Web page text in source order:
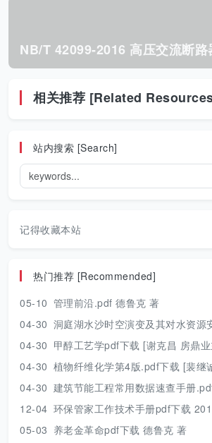
相关推荐 [Related
站内搜索 [Search]
记得收藏本站
热门推荐 [Recommended]
05-10 管理前沿.pdf 德鲁克 著
04-30 洞庭湖水沙时空演变及其对水资源安全的影响研究
04-30 甲醇工艺学pdf下载 [谢克昌 房鼎
04-30 植物纤维化学第4版.pdf下载 [裴继
04-30 建筑节能工程常用数据速查手册.pdf下载
12-04 环保管家工作技术手册pdf下载
05-03 养老金革命pdf下载 德鲁克 著